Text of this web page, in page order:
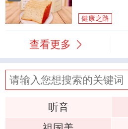
健康之路
查看更多
听音